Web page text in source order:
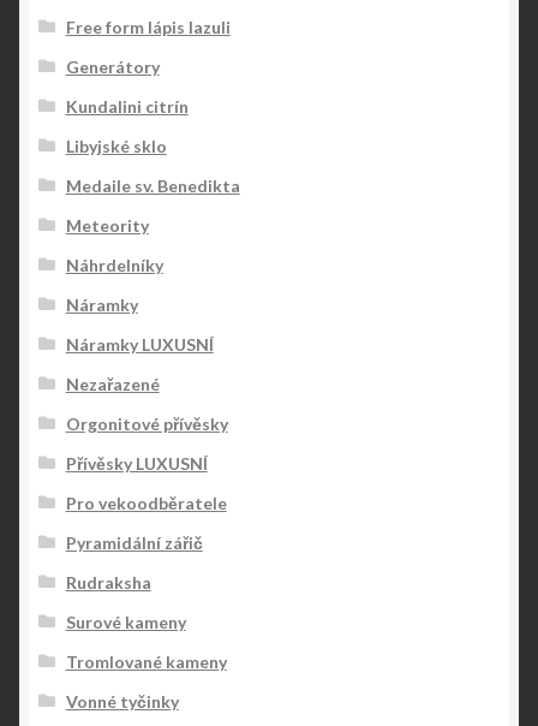
Free form lápis lazuli
Generátory
Kundalini citrín
Libyjské sklo
Medaile sv. Benedikta
Meteority
Náhrdelníky
Náramky
Náramky LUXUSNÍ
Nezařazené
Orgonitové přívěsky
Přívěsky LUXUSNÍ
Pro vekoodběratele
Pyramidální zářič
Rudraksha
Surové kameny
Tromlované kameny
Vonné tyčinky